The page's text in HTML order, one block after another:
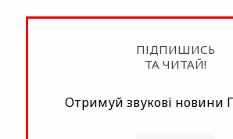
ПІДПИШИСЬ
ТА ЧИТАЙ!
Отримуй звукові